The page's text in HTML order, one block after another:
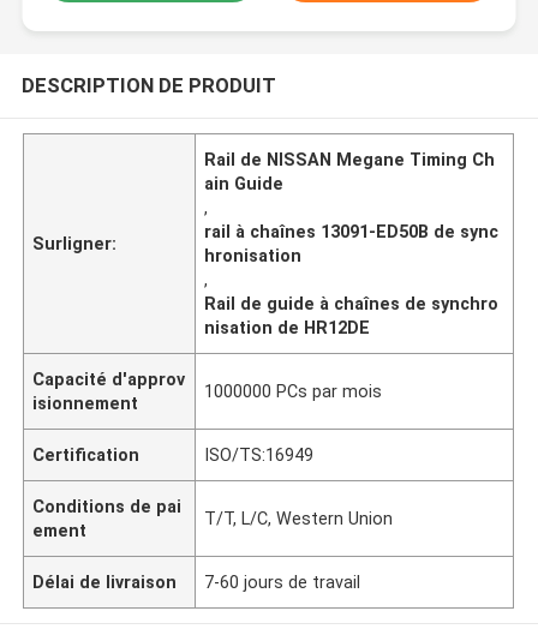
DESCRIPTION DE PRODUIT
Surligner:
Rail de NISSAN Megane Timing Ch
ain Guide
,
rail à chaînes 13091-ED50B de sync
hronisation
,
Rail de guide à chaînes de synchro
nisation de HR12DE
Capacité d'approv
isionnement
1000000 PCs par mois
Certification ISO/TS:16949
Conditions de pai
ement
T/T, L/C, Western Union
Délai de livraison 7-60 jours de travail